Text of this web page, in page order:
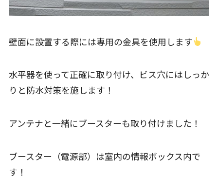
壁面に設置する際には専用の金具を使用します
水平器を使って正確に取り付け、ビス穴にはしっか
りと防水対策を施します！
アンテナと一緒にブースターも取り付けました！
ブースター（電源部）は室内の情報ボックス内で
す！